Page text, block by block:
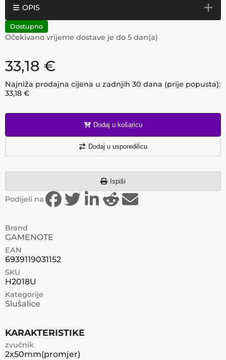
OPIS
Dostupno
Očekivano vrijeme dostave je do 5 dan(a)
33,18 €
Najniža prodajna cijena u zadnjih 30 dana (prije popusta):
33,18 €
Dodaj u košaricu
Dodaj u usporedilicu
Ispiši
Podijeli na
Brand
GAMENOTE
EAN
6939119031152
SKU
H2018U
Kategorije
Slušalice
KARAKTERISTIKE
zvučnik
2x50mm(promjer)